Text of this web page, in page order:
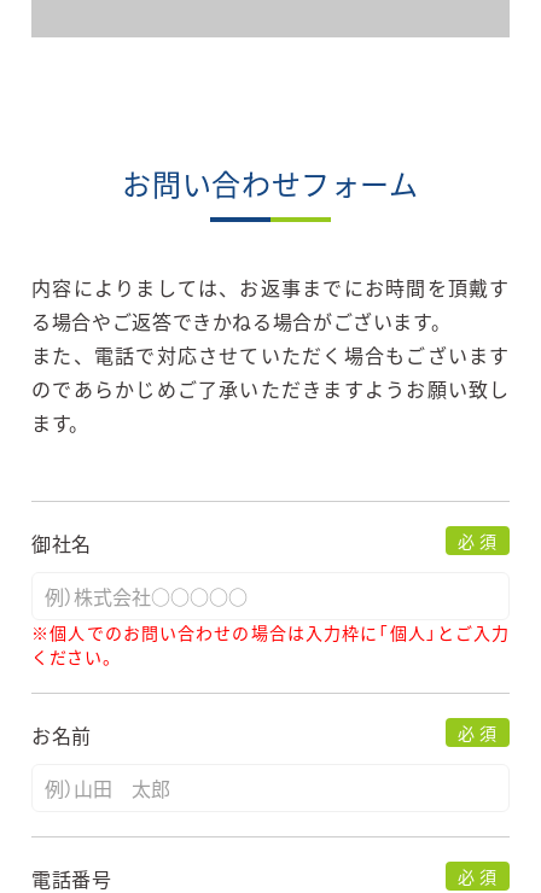
お問い合わせフォーム
内容によりましては、お返事までにお時間を頂戴す
る場合やご返答できかねる場合がございます。
また、電話で対応させていただく場合もございます
のであらかじめご了承いただきますようお願い致し
ます。
御社名 必 須
※個人でのお問い合わせの場合は入力枠に「個人」とご入力
ください。
お名前 必 須
電話番号 必 須